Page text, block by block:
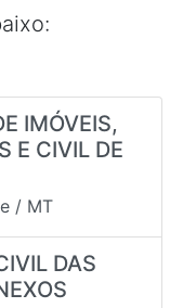
IMÓVEIS,
E CIVIL DE
/ MT
DAS